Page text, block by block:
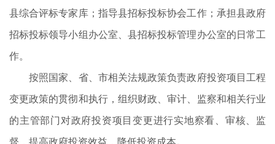
县综合评标专家库；指导县招标投标协会工作；承担县政府
招标投标领导小组办公室、县招标投标管理办公室的日常工
作。
按照国家、省、市相关法规政策负责政府投资项目工程
变更政策的贯彻和执行，组织财政、审计、监察和相关行业
的主管部门对政府投资项目变更进行实地察看、审核、监
督，提高政府投资效益，降低投资成本。